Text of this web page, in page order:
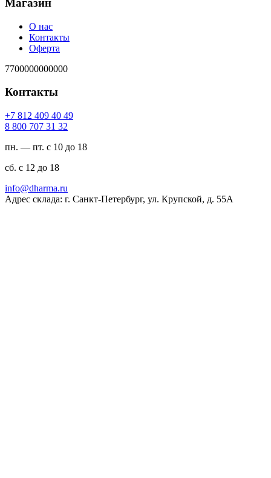
Магазин
О нас
Контакты
Оферта
7700000000000
Контакты
94 04 904 218 7+
23 13 707 008 8
пн. — пт. с 10 до 18
сб. с 12 до 18
ur.amrahd@ofni
Адрес склада: г. Санкт-Петербург, ул. Крупской, д. 55А